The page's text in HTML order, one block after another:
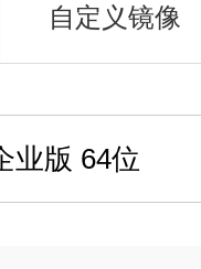
自定义镜像